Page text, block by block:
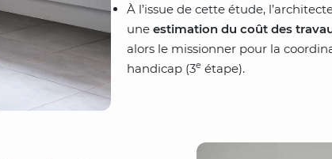
À l’issue de cette étude,
uneestimation du coût des
alors le missionner pour la
handicap (3e étape).